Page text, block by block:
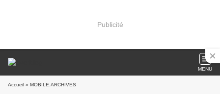
Publicité
MENU
Accueil » MOBILE.ARCHIVES